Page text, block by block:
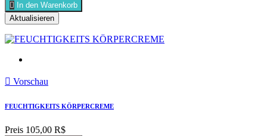
 In den Warenkorb
 Vorschau
FEUCHTIGKEITS KÖRPERCREME
Preis 105,00 R$